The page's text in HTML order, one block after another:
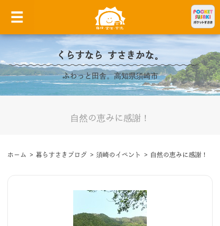
くらすなら すさきかな。
ふわっと田舎。高知県須崎市
自然の恵みに感謝！
ホーム > 暮らすさきブログ > 須崎のイベント > 自然の恵みに感謝！